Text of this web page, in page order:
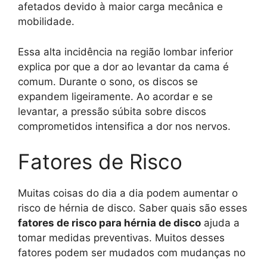
afetados devido à maior carga mecânica e
mobilidade.
Essa alta incidência na região lombar inferior
explica por que a dor ao levantar da cama é
comum. Durante o sono, os discos se
expandem ligeiramente. Ao acordar e se
levantar, a pressão súbita sobre discos
comprometidos intensifica a dor nos nervos.
Fatores de Risco
Muitas coisas do dia a dia podem aumentar o
risco de hérnia de disco. Saber quais são esses
fatores de risco para hérnia de disco ajuda a
tomar medidas preventivas. Muitos desses
fatores podem ser mudados com mudanças no